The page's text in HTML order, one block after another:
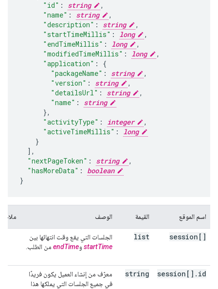
"id" : string
,
"name" : string
,
"description" : string
,
"startTimeMillis" : long
,
"endTimeMillis" : long
,
"modifiedTimeMillis" : long
,
"application" :
"packageName" : string
,
"version" : string
,
"detailsUrl" : string
,
"name" :
string
},
"activityType" : integer
,
"activeTimeMillis" :
long
],
"nextPageToken" : string
,
"hasMoreData" :
boolean
}
اسم الموقع القيمة الوصف
session[]
list
الجلسات التي يقع وقت انتهائها بين
startTime وendTime من الطلب.
session[] . id
string
معرّف من إنشاء العميل يكون فريدًا
في جميع الجلسات التي يملكها هذا